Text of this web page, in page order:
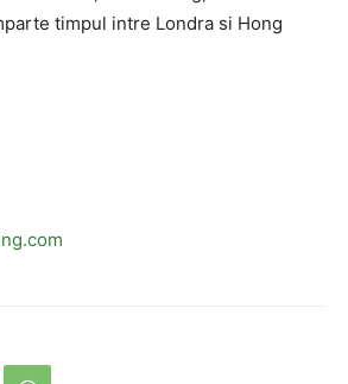
timpul intre Londra si Hong